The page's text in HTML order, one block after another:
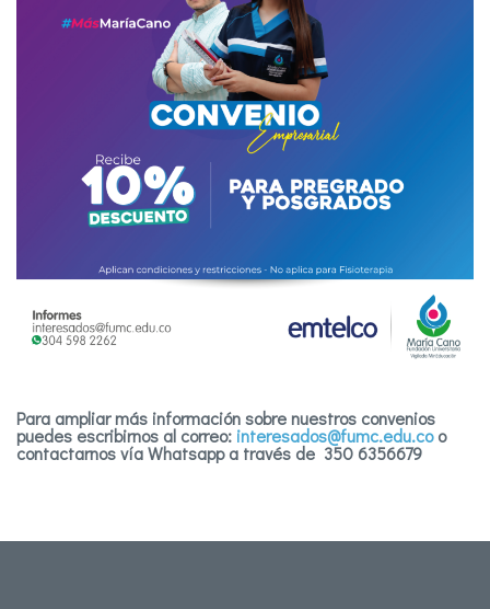
Para ampliar más información sobre nuestros convenios
puedes escribirnos al correo: interesados@fumc.edu.coo
contactarnos vía Whatsapp a través de 350 6356679